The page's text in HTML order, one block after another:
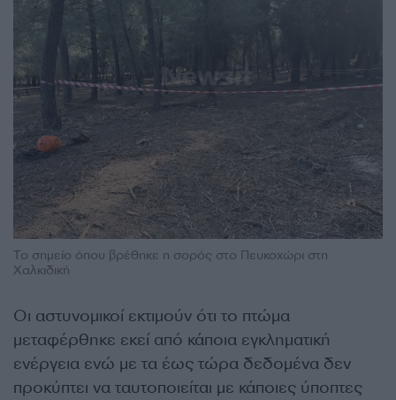
Το σημείο όπου βρέθηκε η σορός στο Πευκοχώρι στη
Χαλκιδική
Οι αστυνομικοί εκτιμούν ότι το πτώμα
μεταφέρθηκε εκεί από κάποια εγκληματική
ενέργεια ενώ με τα έως τώρα δεδομένα δεν
προκύπτει να ταυτοποιείται με κάποιες ύποπτες